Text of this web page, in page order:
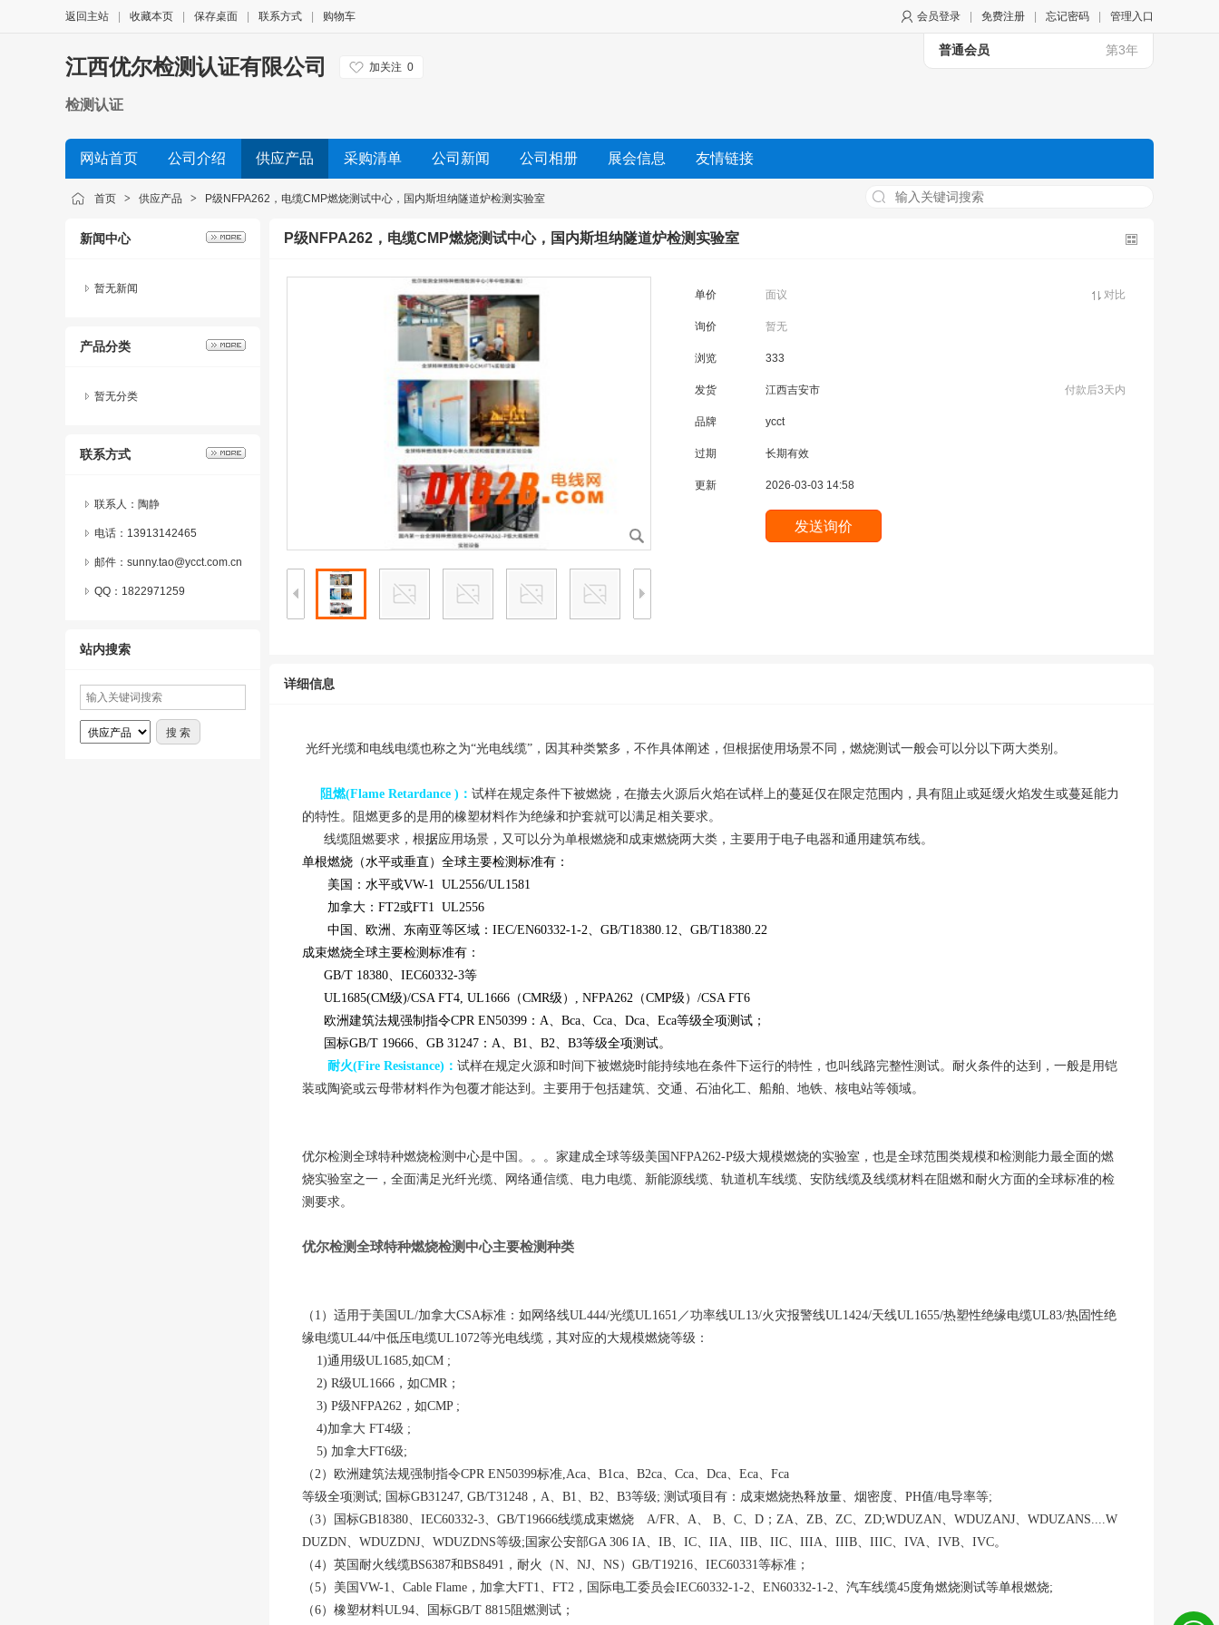
会员登录 免费注册 忘记密码 管理入口
返回主站 收藏本页 保存桌面 联系方式 购物车
普通会员 第3年
江西优尔检测认证有限公司 加关注 0
检测认证
网站首页 公司介绍 供应产品 采购清单 公司新闻 公司相册 展会信息 友情链接
首页 > 供应产品 > P级NFPA262，电缆CMP燃烧测试中心，国内斯坦纳隧道炉检测实验室
新闻中心
暂无新闻
产品分类
暂无分类
联系方式
联系人：陶静
电话：13913142465
邮件：sunny.tao@ycct.com.cn
QQ： 1822971259
站内搜索
P级NFPA262，电缆CMP燃烧测试中心，国内斯坦纳隧道炉检测实验室
单价 面议 对比
询价 暂无
浏览 333
发货 江西吉安市 付款后3天内
品牌 ycct
过期 长期有效
更新 2026-03-03 14:58
详细信息
光纤光缆和电线电缆也称之为“光电线缆”，因其种类繁多，不作具体阐述，但根据使用场景不同，燃烧测试一般会可以分以下两大类别。
阻燃(Flame Retardance )： 试样在规定条件下被燃烧，在撤去火源后火焰在试样上的蔓延仅在限定范围内，具有阻止或延缓火焰发生或蔓延能力
的特性。阻燃更多的是用的橡塑材料作为绝缘和护套就可以满足相关要求。
线缆阻燃要求，根据应用场景，又可以分为单根燃烧和成束燃烧两大类，主要用于电子电器和通用建筑布线。
单根燃烧（水平或垂直）全球主要检测标准有：
美国：水平或VW-1 UL2556/UL1581
加拿大：FT2或FT1 UL2556
中国、欧洲、东南亚等区域：IEC/EN60332-1-2、GB/T18380.12、GB/T18380.22
成束燃烧全球主要检测标准有：
GB/T 18380、IEC60332-3等
UL1685(CM级)/CSA FT4, UL1666（CMR级）, NFPA262（CMP级）/CSA FT6
欧洲建筑法规强制指令CPR EN50399：A、Bca、Cca、Dca、 Eca等级全项测试；
国标GB/T 19666、GB 31247：A、B1、B2、B3等级全项测试。
耐火(Fire Resistance)： 试样在规定火源和时间下被燃烧时能持续地在条件下运行的特性，也叫线路完整性测试。耐火条件的达到，一般是用铠
装或陶瓷或云母带材料作为包覆才能达到。主要用于包括建筑、‌交通、‌石油化工、‌船舶、‌地铁、‌核电站等领域。
优尔检测全球特种燃烧检测中心是中国。。。家建成全球等级美国NFPA262-P级大规模燃烧的实验室，也是全球范围类规模和检测能力最全面的燃
烧实验室之一，全面满足光纤光缆、网络通信缆、电力电缆、新能源线缆、轨道机车线缆、安防线缆及线缆材料在阻燃和耐火方面的全球标准的检
测要求。
优尔检测全球特种燃烧检测中心主要检测种类
（1）适用于美国UL/加拿大CSA标准：如网络线UL444/光缆UL1651／功率线UL13/火灾报警线UL1424/天线UL1655/热塑性绝缘电缆UL83/热固性绝
缘电缆UL44/中低压电缆UL1072等光电线缆，其对应的大规模燃烧等级：
1)通用级UL1685,如CM ;
2) R级UL1666，如CMR；
3) P级NFPA262，如CMP ;
4)加拿大 FT4级 ;
5) 加拿大FT6级;
（2）欧洲建筑法规强制指令CPR EN50399标准,Aca、B1ca、B2ca、Cca、Dca、Eca、Fca
等级全项测试; 国标GB31247, GB/T31248，A、B1、B2、B3等级; 测试项目有：成束燃烧热释放量、烟密度、PH值/电导率等;
（3）国标GB18380、IEC60332-3、GB/T19666线缆成束燃烧 A/FR、A、 B、C、D；ZA、ZB、ZC、ZD;WDUZAN、WDUZANJ、WDUZANS....W
DUZDN、WDUZDNJ、WDUZDNS等级;国家公安部GA 306 IA、IB、IC、IIA、IIB、IIC、IIIA、IIIB、IIIC、IVA、IVB、IVC。
（4）英国耐火线缆BS6387和BS8491，耐火（N、NJ、NS）GB/T19216、IEC60331等标准；
（5）美国VW-1、Cable Flame，加拿大FT1、FT2，国际电工委员会IEC60332-1-2、EN60332-1-2、汽车线缆45度角燃烧测试等单根燃烧;
（6）橡塑材料UL94、国标GB/T 8815阻燃测试；